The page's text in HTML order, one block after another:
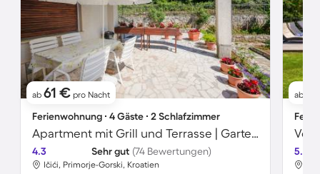
ab 61 € pro Nacht
Ferienwohnung ∙ 4 Gäste ∙ 2 Schlafzimmer
Apartment mit Grill und Terrasse | Gartenblick | Neben dem Strand | Haustiere sind willkommen
4.3 Sehr gut (74 Bewertungen)
Ičići, Primorje-Gorski, Kroatien
ab
5.0